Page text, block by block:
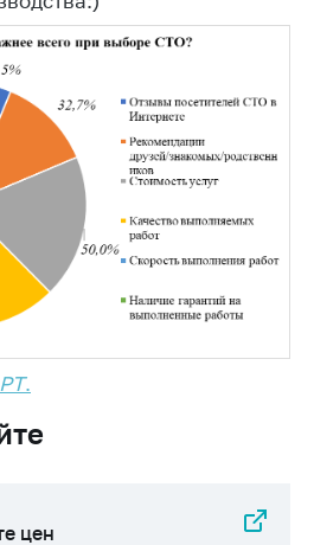
.
цен